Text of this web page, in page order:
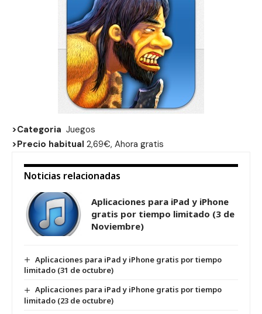
>Categoria Juegos
>Precio habitual 2,69€, Ahora gratis
Noticias relacionadas
Aplicaciones para iPad y iPhone
gratis por tiempo limitado (3 de
Noviembre)
Aplicaciones para iPad y iPhone gratis por tiempo
limitado (31 de octubre)
Aplicaciones para iPad y iPhone gratis por tiempo
limitado (23 de octubre)